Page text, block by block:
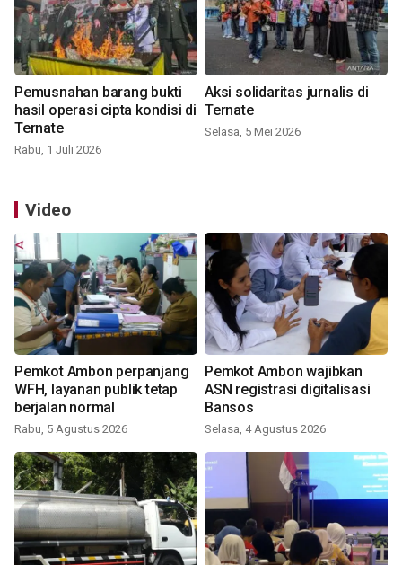
Pemusnahan barang bukti
hasil operasi cipta kondisi di
Ternate
Rabu, 1 Juli 2026
Aksi solidaritas jurnalis di
Ternate
Selasa, 5 Mei 2026
Video
Pemkot Ambon perpanjang
WFH, layanan publik tetap
berjalan normal
Rabu, 5 Agustus 2026
Pemkot Ambon wajibkan
ASN registrasi digitalisasi
Bansos
Selasa, 4 Agustus 2026